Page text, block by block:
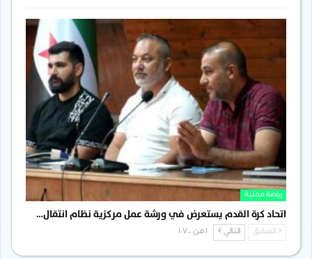
رياضة محلية
اتحاد كرة القدم يستعرض في ورشة عمل مركزية نظام انتقال…
السابق التالي